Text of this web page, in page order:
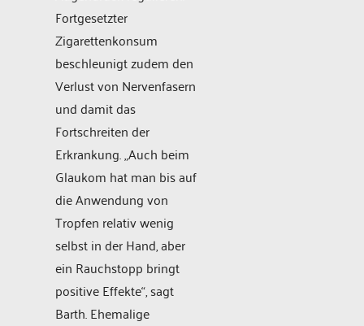
Fortgesetzter
Zigarettenkonsum
beschleunigt zudem den
Verlust von Nervenfasern
und damit das
Fortschreiten der
Erkrankung. „Auch beim
Glaukom hat man bis auf
die Anwendung von
Tropfen relativ wenig
selbst in der Hand, aber
ein Rauchstopp bringt
positive Effekte“, sagt
Barth. Ehemalige